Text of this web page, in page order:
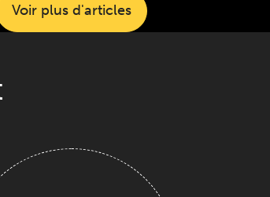
Voir plus d'articles